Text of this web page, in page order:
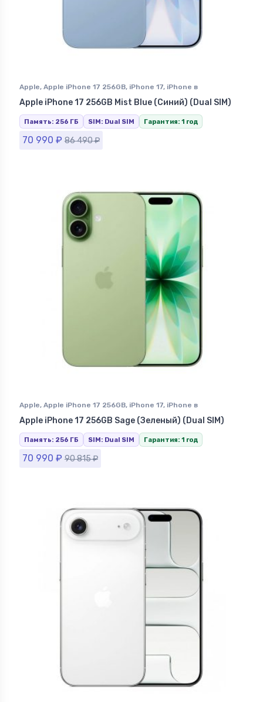
Apple, Apple iPhone 17 256GB, iPhone 17, iPhone в
Ставрополе
Apple iPhone 17 256GB Mist Blue (Синий) (Dual SIM)
Память: 256 ГБ SIM: Dual SIM Гарантия: 1 год
70 990 ₽ 86 490₽
Apple, Apple iPhone 17 256GB, iPhone 17, iPhone в
Ставрополе
Apple iPhone 17 256GB Sage (Зеленый) (Dual SIM)
Память: 256 ГБ SIM: Dual SIM Гарантия: 1 год
70 990 ₽ 90 815₽